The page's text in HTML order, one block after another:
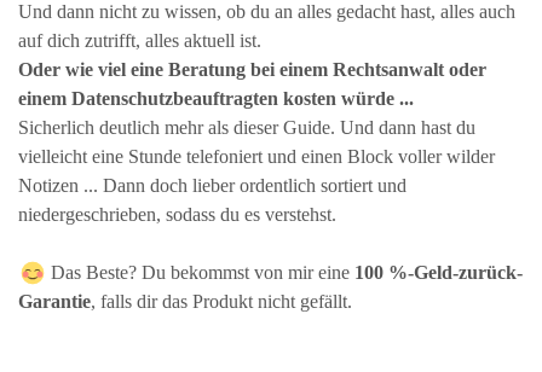
Und dann nicht zu wissen, ob du an alles gedacht hast, alles auch
auf dich zutrifft, alles aktuell ist.
Oder wie viel eine Beratung bei einem Rechtsanwalt oder
einem Datenschutzbeauftragten kosten würde ...
Sicherlich deutlich mehr als dieser Guide. Und dann hast du
vielleicht eine Stunde telefoniert und einen Block voller wilder
Notizen ... Dann doch lieber ordentlich sortiert und
niedergeschrieben, sodass du es verstehst.
Das Beste? Du bekommst von mir eine 100 %-Geld-zurück-
Garantie, falls dir das Produkt nicht gefällt.